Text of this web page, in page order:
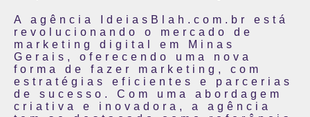
A agência IdeiasBlah.com.br está
revolucionando o mercado de
marketing digital em Minas
Gerais, oferecendo uma nova
forma de fazer marketing, com
estratégias eficientes e parcerias
de sucesso. Com uma abordagem
criativa e inovadora, a agência